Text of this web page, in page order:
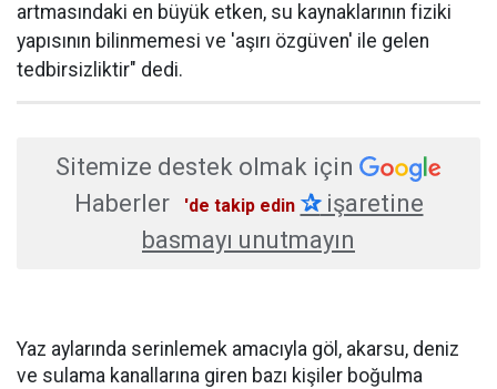
artmasındaki en büyük etken, su kaynaklarının fiziki
yapısının bilinmemesi ve 'aşırı özgüven' ile gelen
tedbirsizliktir" dedi.
Sitemize destek olmak için
Haberler
'de takip edin ✰işaretine
basmayı unutmayın
Yaz aylarında serinlemek amacıyla göl, akarsu, deniz
ve sulama kanallarına giren bazı kişiler boğulma